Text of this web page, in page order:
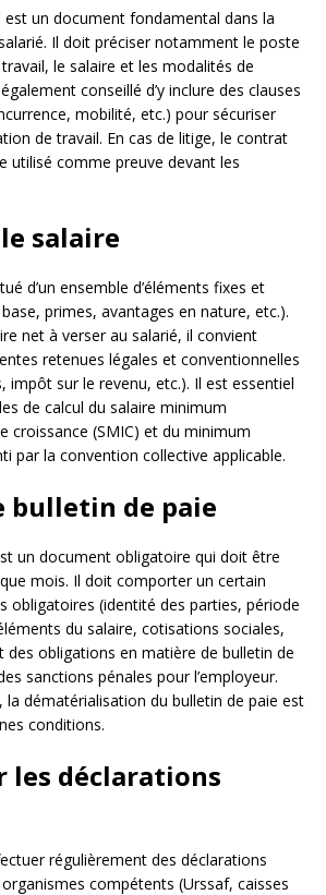
un document fondamental dans la
Il doit préciser notamment le poste
le salaire et les modalités de
conseillé d’y inclure des clauses
mobilité, etc.) pour sécuriser
de travail. En cas de litige, le contrat
utilisé comme preuve devant les
salaire
d’un ensemble d’éléments fixes et
primes, avantages en nature, etc.).
net à verser au salarié, il convient
retenues légales et conventionnelles
impôt sur le revenu, etc.). Il est essentiel
de calcul du salaire minimum
croissance (SMIC) et du minimum
par la convention collective applicable.
bulletin de paie
un document obligatoire qui doit être
mois. Il doit comporter un certain
obligatoires (identité des parties, période
du salaire, cotisations sociales,
des obligations en matière de bulletin de
sanctions pénales pour l’employeur.
la dématérialisation du bulletin de paie est
conditions.
les déclarations
régulièrement des déclarations
compétents (Urssaf, caisses